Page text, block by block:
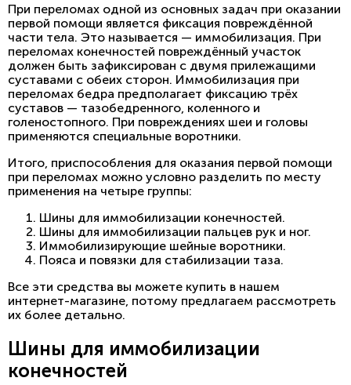
При переломах одной из основных задач при оказании
первой помощи является фиксация повреждённой
части тела. Это называется — иммобилизация. При
переломах конечностей повреждённый участок
должен быть зафиксирован с двумя прилежащими
суставами с обеих сторон. Иммобилизация при
переломах бедра предполагает фиксацию трёх
суставов — тазобедренного, коленного и
голеностопного. При повреждениях шеи и головы
применяются специальные воротники.
Итого, приспособления для оказания первой помощи
при переломах можно условно разделить по месту
применения на четыре группы:
Шины для иммобилизации конечностей.
Шины для иммобилизации пальцев рук и ног.
Иммобилизирующие шейные воротники.
Пояса и повязки для стабилизации таза.
Все эти средства вы можете купить в нашем
интернет-магазине, потому предлагаем рассмотреть
их более детально.
Шины для иммобилизации
конечностей